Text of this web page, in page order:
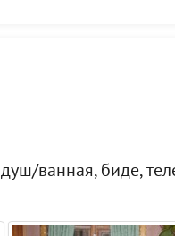
ванная, биде,